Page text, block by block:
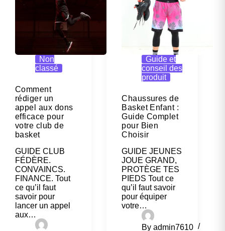
Non
classé
Comment
rédiger un
appel aux dons
efficace pour
votre club de
basket
GUIDE CLUB
FÉDÈRE.
CONVAINCS.
FINANCE. Tout
ce qu’il faut
savoir pour
lancer un appel
aux…
Guide et
conseil des
produit
Chaussures de
Basket Enfant :
Guide Complet
pour Bien
Choisir
GUIDE JEUNES
JOUE GRAND,
PROTÈGE TES
PIEDS Tout ce
qu’il faut savoir
pour équiper
votre…
By admin7610